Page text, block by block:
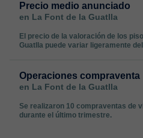
Precio medio anunciado
en La Font de la Guatlla
El precio de la valoración de los
Guatlla puede variar ligeramente
Operaciones compraventa
en La Font de la Guatlla
Se realizaron 10 compraventas de
durante el último trimestre.